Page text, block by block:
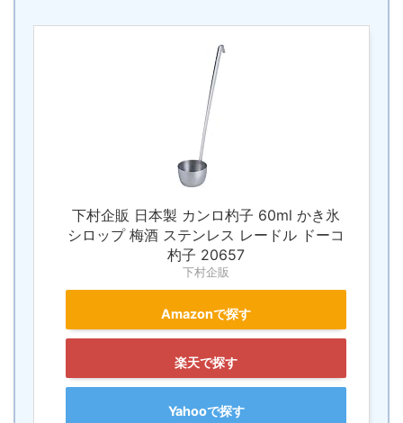
下村企販 日本製 カンロ杓子 60ml かき氷
シロップ 梅酒 ステンレス レードル ドーコ
杓子 20657
下村企販
Amazonで探す
楽天で探す
Yahooで探す